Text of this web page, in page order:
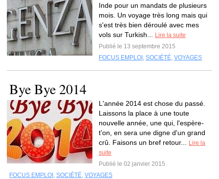
Inde pour un mandats de plusieurs
mois. Un voyage très long mais qui
s'est très bien déroulé avec mes
vols sur Turkish...
Lire la suite
Publié le 13 septembre 2015
FOCUS EMPLOI , SOCIÉTÉ, VOYAGES
Bye Bye 2014
L'année 2014 est chose du passé.
Laissons la place à une toute
nouvelle année, une qui, l'espère-
t'on, en sera une digne d'un grand
crû. Faisons un bref retour...
Lire la
suite
Publié le 02 janvier 2015
FOCUS EMPLOI , SOCIÉTÉ, VOYAGES